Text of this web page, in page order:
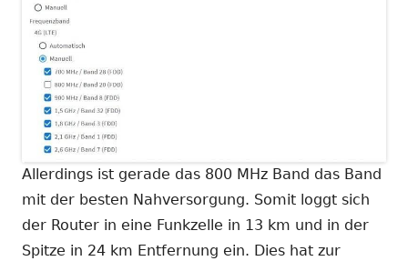
Allerdings ist gerade das 800 MHz Band das Band
mit der besten Nahversorgung. Somit loggt sich
der Router in eine Funkzelle in 13 km und in der
Spitze in 24 km Entfernung ein. Dies hat zur